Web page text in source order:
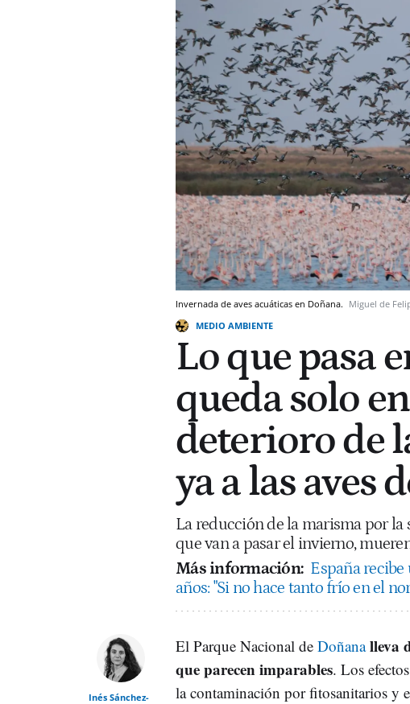
Invernada de aves acuáticas en Doñana. Miguel de
MEDIO AMBIENTE
Lo que pasa
queda solo
deterioro de
ya a las aves
La reducción de la marisma por
que van a pasar el invierno,
Más información: España recibe
años: "Si no hace tanto frío en el
Inés Sánchez-
El Parque Nacional de Doñana lleva
que parecen imparables. Los
la contaminación por fitosanitarios y